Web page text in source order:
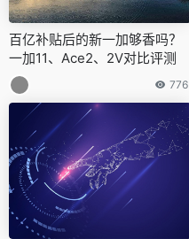
百亿补贴后的新一加够香吗？
一加11、Ace2、2V对比评测
776